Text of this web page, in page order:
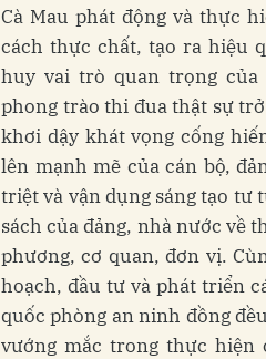
Cà Mau phát động và thực
cách thực chất, tạo ra hiệu
huy vai trò quan trọng
phong trào thi đua thật sự
khơi dậy khát vọng cống
lên mạnh mẽ của cán bộ,
triệt và vận dụng sáng tạo tư
sách của đảng, nhà nước về
phương, cơ quan, đơn vị.
hoạch, đầu tư và phát triển
quốc phòng an ninh đồng
vướng mắc trong thực hiện